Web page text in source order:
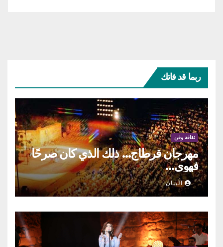
ربما قد فاتك
ثقافة وفن
مهرجان قرطاج… ذلك الذي كان صرحًا
فهوى…
البيان